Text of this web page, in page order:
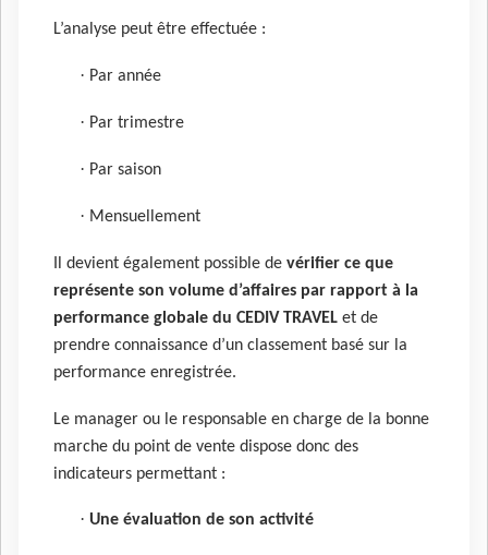
L’analyse peut être effectuée :
· Par année
· Par trimestre
· Par saison
· Mensuellement
Il devient également possible de vérifier ce que
représente son volume d’affaires par rapport à la
performance globale du CEDIV TRAVEL et de
prendre connaissance d’un classement basé sur la
performance enregistrée.
Le manager ou le responsable en charge de la bonne
marche du point de vente dispose donc des
indicateurs permettant :
· Une évaluation de son activité